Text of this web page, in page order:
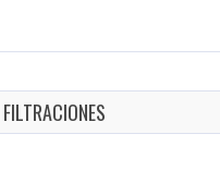
Revive el terror: El conjuro
Oct 20, 2025
1375 Views
FILTRACIONES